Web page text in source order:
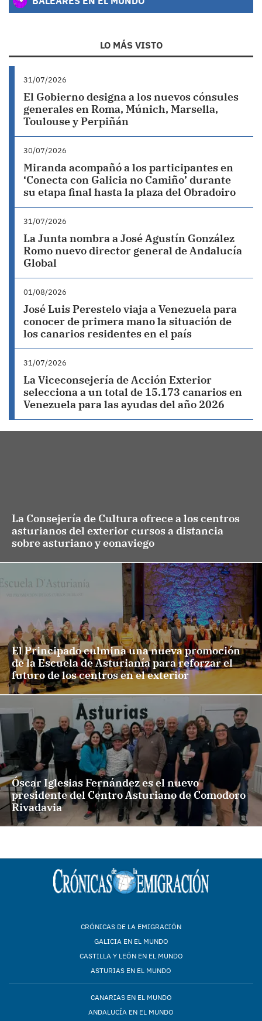
LO MÁS VISTO
31/07/2026
El Gobierno designa a los nuevos cónsules
generales en Roma, Múnich, Marsella,
Toulouse y Perpiñán
30/07/2026
Miranda acompañó a los participantes en
‘Conecta con Galicia no Camiño’ durante
su etapa final hasta la plaza del Obradoiro
31/07/2026
La Junta nombra a José Agustín González
Romo nuevo director general de Andalucía
Global
01/08/2026
José Luis Perestelo viaja a Venezuela para
conocer de primera mano la situación de
los canarios residentes en el país
31/07/2026
La Viceconsejería de Acción Exterior
selecciona a un total de 15.173 canarios en
Venezuela para las ayudas del año 2026
La Consejería de Cultura ofrece a los centros
asturianos del exterior cursos a distancia
sobre asturiano y eonaviego
El Principado culmina una nueva promoción
de la Escuela de Asturianía para reforzar el
futuro de los centros en el exterior
Óscar Iglesias Fernández es el nuevo
presidente del Centro Asturiano de Comodoro
Rivadavia
CRÓNICAS DE LA EMIGRACIÓN
GALICIA EN EL MUNDO
CASTILLA Y LEÓN EN EL MUNDO
ASTURIAS EN EL MUNDO
CANARIAS EN EL MUNDO
ANDALUCÍA EN EL MUNDO